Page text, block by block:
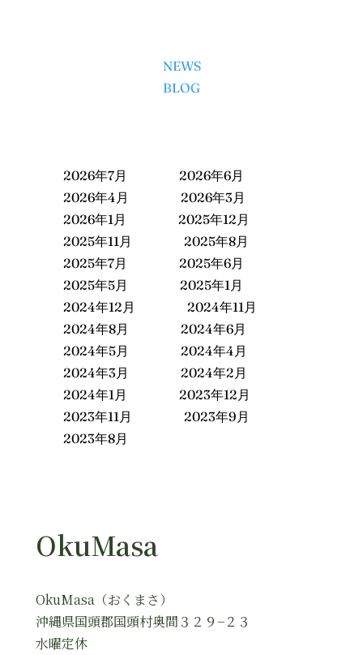
NEWS
BLOG
2026年7月
2026年6月
2026年4月
2026年3月
2026年1月
2025年12月
2025年11月
2025年8月
2025年7月
2025年6月
2025年5月
2025年1月
2024年12月
2024年11月
2024年8月
2024年6月
2024年5月
2024年4月
2024年3月
2024年2月
2024年1月
2023年12月
2023年11月
2023年9月
2023年8月
OkuMasa
OkuMasa（おくまさ）
沖縄県国頭郡国頭村奥間３２９−２３
水曜定休